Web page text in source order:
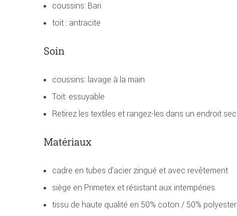
coussins: Bari
toit : antracite
Soin
coussins: lavage à la main
Toit: essuyable
Retirez les textiles et rangez-les dans un endroit sec
Matériaux
cadre en tubes d'acier zingué et avec revêtement
siège en Primetex et résistant aux intempéries
tissu de haute qualité en 50% coton / 50% polyester